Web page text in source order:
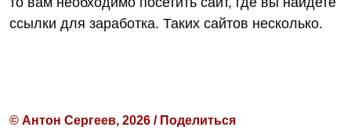
ссылки для заработка. Таких сайтов несколько.
© Антон Сергеев, 2026 / Поделиться